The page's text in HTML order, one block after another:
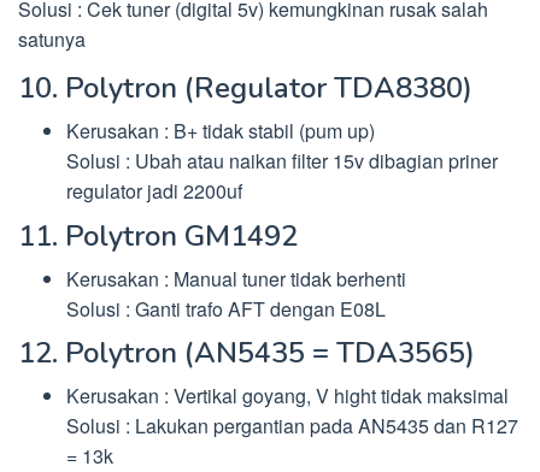
Solusi : Cek tuner (digital 5v) kemungkinan rusak salah
satunya
10. Polytron (Regulator TDA8380)
Kerusakan : B+ tidak stabil (pum up)
Solusi : Ubah atau naikan filter 15v dibagian priner
regulator jadi 2200uf
11. Polytron GM1492
Kerusakan : Manual tuner tidak berhenti
Solusi : Ganti trafo AFT dengan E08L
12. Polytron (AN5435 = TDA3565)
Kerusakan : Vertikal goyang, V hight tidak maksimal
Solusi : Lakukan pergantian pada AN5435 dan R127
= 13k